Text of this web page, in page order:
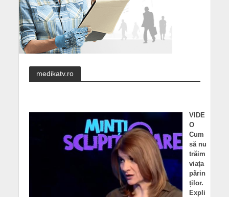
medikatv.ro
VIDE
O
Cum
să nu
trăim
viața
părin
ților.
Expli